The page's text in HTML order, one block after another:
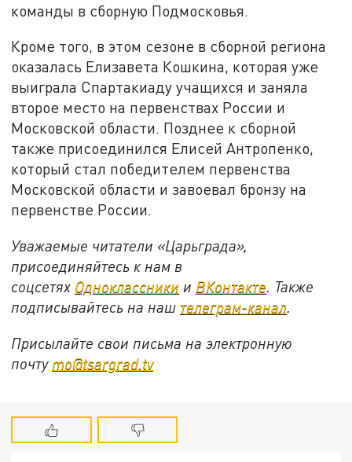
команды в сборную Подмосковья.
Кроме того, в этом сезоне в сборной региона
оказалась Елизавета Кошкина, которая уже
выиграла Спартакиаду учащихся и заняла
второе место на первенствах России и
Московской области. Позднее к сборной
также присоединился Елисей Антропенко,
который стал победителем первенства
Московской области и завоевал бронзу на
первенстве России.
Уважаемые читатели «Царьграда»,
присоединяйтесь к нам в
соцсетях Одноклассники и ВКонтакте. Также
подписывайтесь на наш телеграм-канал.
Присылайте свои письма на электронную
почту mo@tsargrad.tv